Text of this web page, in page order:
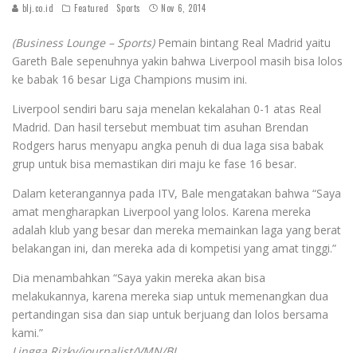
blj.co.id Featured Sports Nov 6, 2014
(Business Lounge – Sports)Pemain bintang Real Madrid yaitu
Gareth Bale sepenuhnya yakin bahwa Liverpool masih bisa lolos
ke babak 16 besar Liga Champions musim ini.
Liverpool sendiri baru saja menelan kekalahan 0-1 atas Real
Madrid. Dan hasil tersebut membuat tim asuhan Brendan
Rodgers harus menyapu angka penuh di dua laga sisa babak
grup untuk bisa memastikan diri maju ke fase 16 besar.
Dalam keterangannya pada ITV, Bale mengatakan bahwa “Saya
amat mengharapkan Liverpool yang lolos. Karena mereka
adalah klub yang besar dan mereka memainkan laga yang berat
belakangan ini, dan mereka ada di kompetisi yang amat tinggi.”
Dia menambahkan “Saya yakin mereka akan bisa
melakukannya, karena mereka siap untuk memenangkan dua
pertandingan sisa dan siap untuk berjuang dan lolos bersama
kami.”